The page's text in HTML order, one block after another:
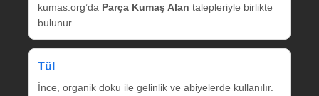
kumas.org’da Parça Kumaş Alan talepleriyle birlikte
bulunur.
Tül
İnce, organik doku ile gelinlik ve abiyelerde kullanılır.